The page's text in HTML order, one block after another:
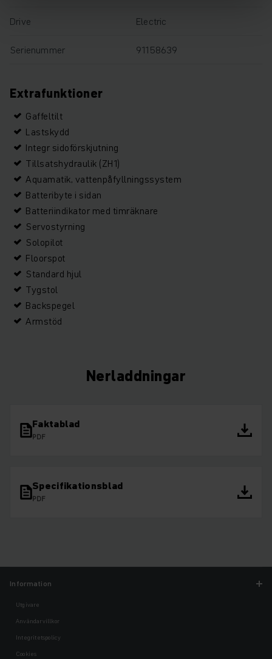
Drive Electric
Serienummer 91158639
Extrafunktioner
Gaffeltilt
Lastskydd
Integr sidoförskjutning
Tillsatshydraulik (ZH1)
Aquamatik, vattenpåfyllningssystem
Batteribyte i sidan
Batteriindikator med timräknare
Servostyrning
Solopilot
Floorspot
Standard hjul
Tygstol
Backspegel
Armstöd
Nerladdningar
Faktablad
PDF
Specifikationsblad
PDF
Information
Utgivare
Användarvillkor
Integritetspolicy
Cookies